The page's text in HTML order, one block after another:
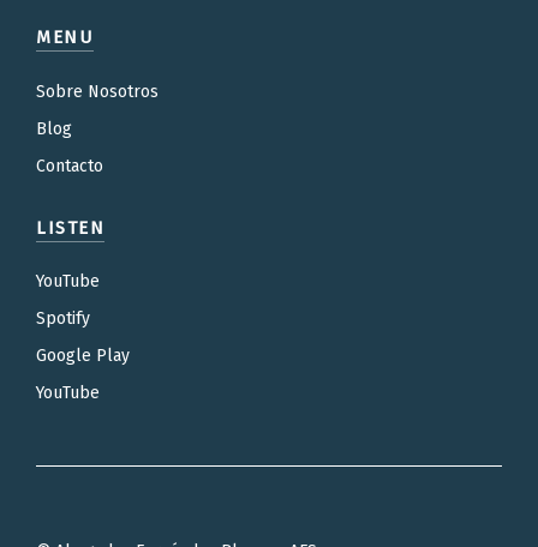
MENU
Sobre Nosotros
Blog
Contacto
LISTEN
YouTube
Spotify
Google Play
YouTube